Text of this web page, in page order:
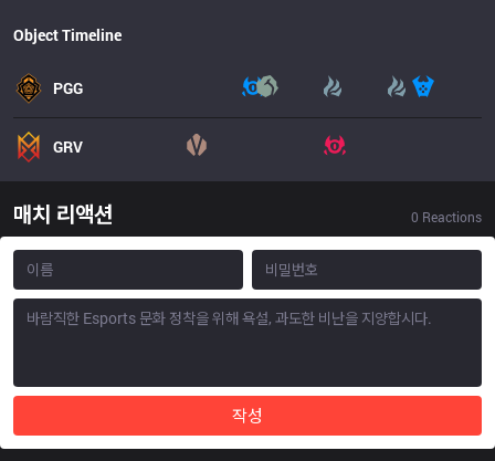
Object Timeline
PGG
GRV
매치 리액션 0 Reactions
작성